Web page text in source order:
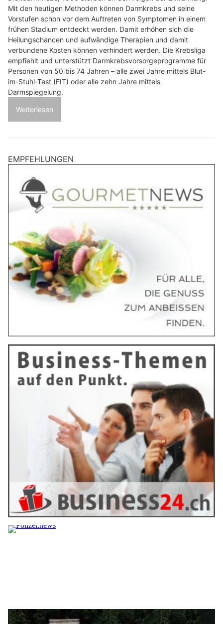
Mit den heutigen Methoden können Darmkrebs und seine
Vorstufen schon vor dem Auftreten von Symptomen in einem
frühen Stadium entdeckt werden. Damit erhöhen sich die
Heilungschancen und aufwändige Therapien und damit
verbundene Kosten können verhindert werden. Die Krebsliga
empfiehlt und unterstützt Darmkrebsvorsorgeprogramme für
Personen von 50 bis 74 Jahren – alle zwei Jahre mittels Blut-
im-Stuhl-Test (FIT) oder alle zehn Jahre mittels
Darmspiegelung.
Weiterlesen
EMPFEHLUNGEN